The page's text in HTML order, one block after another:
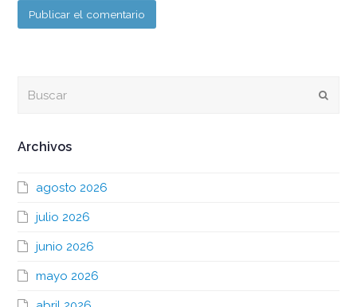
Archivos
agosto 2026
julio 2026
junio 2026
mayo 2026